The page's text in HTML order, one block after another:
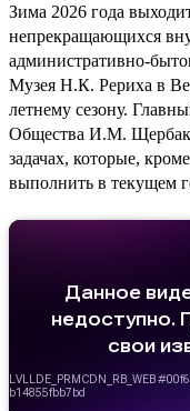
Зима 2026 года
непрекращающихся
административно-
Музея Н.К. Рериха в
летнему сезону.
Общества И.М.
задачах, которые,
выполнить в текущем